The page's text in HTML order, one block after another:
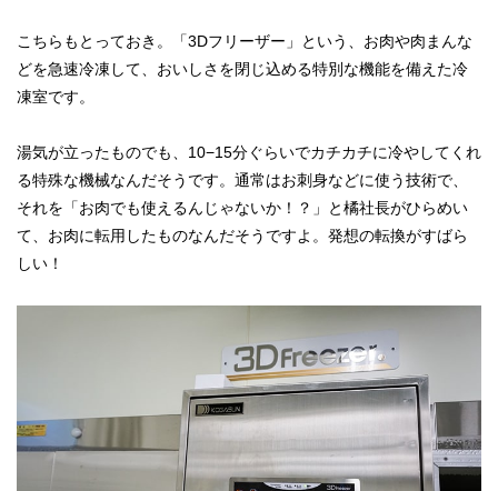
こちらもとっておき。「3Dフリーザー」という、お肉や肉まんな
どを急速冷凍して、おいしさを閉じ込める特別な機能を備えた冷
凍室です。
湯気が立ったものでも、10−15分ぐらいでカチカチに冷やしてくれ
る特殊な機械なんだそうです。通常はお刺身などに使う技術で、
それを「お肉でも使えるんじゃないか！？」と橘社長がひらめい
て、お肉に転用したものなんだそうですよ。発想の転換がすばら
しい！